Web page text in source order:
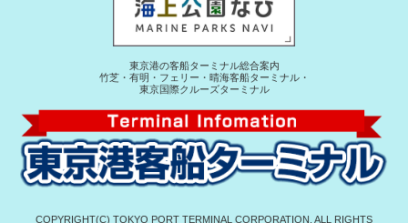
東京港の客船ターミナル総合案内
竹芝・有明・フェリー・晴海客船ターミナル・
東京国際クルーズターミナル
COPYRIGHT(C) TOKYO PORT TERMINAL CORPORATION. ALL RIGHTS